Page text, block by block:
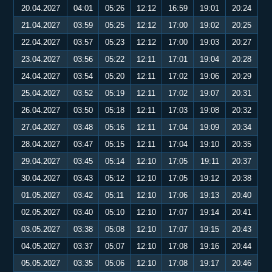
20.04.2027
04:01 05:26 12:12 16:59 19:01
20:24
21.04.2027
03:59 05:25 12:12 17:00 19:02
20:25
22.04.2027
03:57 05:23 12:12 17:00 19:03
20:27
23.04.2027
03:56 05:22 12:11 17:01 19:04
20:28
24.04.2027
03:54 05:20 12:11 17:02 19:06
20:29
25.04.2027
03:52 05:19 12:11 17:02 19:07
20:31
26.04.2027
03:50 05:18 12:11 17:03 19:08
20:32
27.04.2027
03:48 05:16 12:11 17:04 19:09
20:34
28.04.2027
03:47 05:15 12:11 17:04 19:10
20:35
29.04.2027
03:45 05:14 12:10 17:05 19:11
20:37
30.04.2027
03:43 05:12 12:10 17:05 19:12
20:38
01.05.2027
03:42 05:11 12:10 17:06 19:13
20:40
02.05.2027
03:40 05:10 12:10 17:07 19:14
20:41
03.05.2027
03:38 05:08 12:10 17:07 19:15
20:43
04.05.2027
03:37 05:07 12:10 17:08 19:16
20:44
05.05.2027
03:35 05:06 12:10 17:08 19:17
20:46